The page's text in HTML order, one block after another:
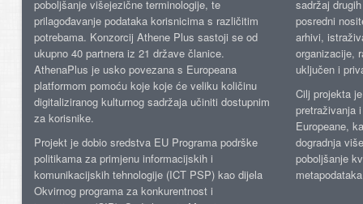
poboljšanje višejezične terminologije, te
prilagođavanje podataka korisnicima s različitim
potrebama. Konzorcij Athene Plus sastoji se od
ukupno 40 partnera iz 21 države članice.
AthenaPlus je usko povezana s Europeana
platformom pomoću koje koje će veliku količinu
digitaliziranog kulturnog sadržaja učiniti dostupnim
za korisnike.
Projekt je dobio sredstva EU Programa podrške
politikama za primjenu informacijskih i
komunikacijskih tehnologije (ICT PSP) kao dijela
Okvirnog programa za konkurentnost i
sadržaj
posredni
arhivi,
organizacije,
uključen i
Cilj projekta
pretraživanja
Europeane,
dogradnja
poboljšanje